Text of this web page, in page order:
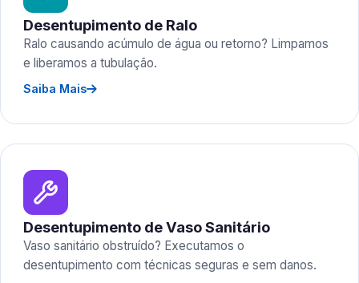
Desentupimento de Ralo
Ralo causando acúmulo de água ou retorno? Limpamos
e liberamos a tubulação.
Saiba Mais
Desentupimento de Vaso Sanitário
Vaso sanitário obstruído? Executamos o
desentupimento com técnicas seguras e sem danos.